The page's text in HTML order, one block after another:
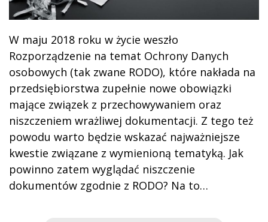
W maju 2018 roku w życie weszło
Rozporządzenie na temat Ochrony Danych
osobowych (tak zwane RODO), które nakłada na
przedsiębiorstwa zupełnie nowe obowiązki
mające związek z przechowywaniem oraz
niszczeniem wrażliwej dokumentacji. Z tego też
powodu warto będzie wskazać najważniejsze
kwestie związane z wymienioną tematyką. Jak
powinno zatem wyglądać niszczenie
dokumentów zgodnie z RODO? Na to…